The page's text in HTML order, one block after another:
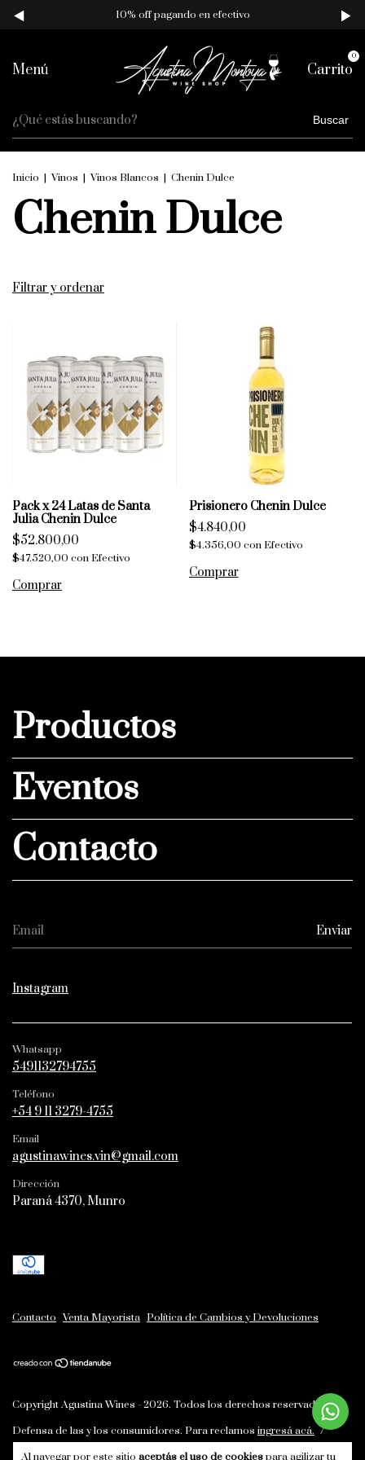
10% off pagando en efectivo
Menú Carrito
0
Buscar
Al navegar por este sitio aceptás el uso de cookiespara agilizar tu
Inicio | Vinos | Vinos Blancos | Chenin Dulce
Chenin Dulce
Filtrar y ordenar
Pack x 24 Latas de Santa
Julia Chenin Dulce
$52.800,00
$47.520,00 conEfectivo
Prisionero Chenin Dulce
$4.840,00
$4.356,00 con Efectivo
Productos
Eventos
Contacto
Instagram
Whatsapp
5491132794755
Teléfono
+54 9 11 3279-4755
Email
agustinawines.vin@gmail.com
Dirección
Paraná 4370, Munro
Contacto Venta Mayorista Política de Cambios y Devoluciones
Copyright Agustina Wines - 2026. Todos los derechos reservados.
Defensa de las y los consumidores. Para reclamos ingresá acá. /
Botón de arrepentimiento